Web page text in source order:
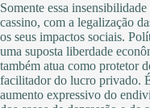
Somente essa
cassino, com a legalização
os seus impactos sociais.
uma suposta liberdade
também atua como protetor
facilitador do lucro privado.
aumento expressivo do